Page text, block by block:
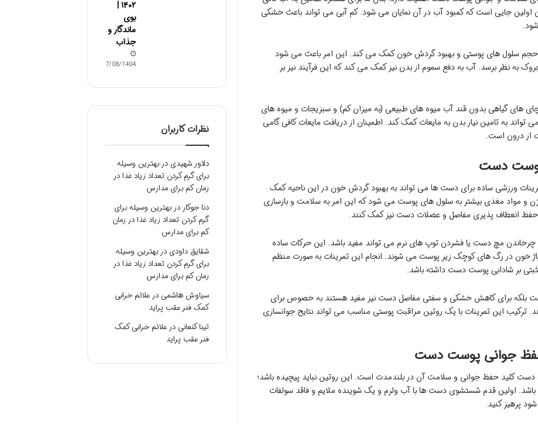
اولین جایی است که کمبود آب در آن نمایان می شود. کم آبی می تواند باعث خشکی
حجم سلول های پوستی و بهبود گردش خون کمک می کند. این امر باعث می شود
به نظر برسد. آب به دفع سموم از بدن نیز کمک می کند که این فرآیند نیز بر
های گیاهی بدون قند آب میوه های طبیعی (به میزان کم) و سبزیجات و میوه های
تواند به تامین نیاز بدن به مایعات کمک کند. اطمینان از دریافت مایعات کافی گامی
از درون است.
پوست دست
ورزشی ساده برای دست ها می تواند به بهبود گردش خون در این ناحیه کمک
و مواد مغذی بیشتر به سلول های پوست می شود که این امر به سلامت و بازسازی
انعطاف پذیری مفاصل و عضلات دست نیز کمک کنند.
چرخاندن مچ دست یا فشردن توپ های نرم می تواند مفید باشد. این حرکات ساده
خون در رگ های کوچک زیر پوست می شوند. انجام این تمرینات به صورت منظم
بر شادابی پوست دست داشته باشد.
بلکه برای کاهش خشکی و سفتی مفاصل دست نیز مفید هستند به خصوص برای
ترکیب این تمرینات با یک روتین مراقبت پوستی مناسب می تواند نتایج جوانسازی
حفظ جوانی پوست دست
کلید حفظ جوانی و سلامت آن در بلندمدت است. این روتین نباید پیچیده باشد؛
اولین قدم شستشوی دست ها با آب ولرم و یک شوینده ملایم و فاقد سولفات
پرهیز کنید.
۱۴۰۲ |
بوی
ماندگار و
جذاب
07/08/1404
نظرات کاربران
دلاور شهیدیدر بهترین وسیله
برای گرم کردن تعداد زیاد غذا در
زمان کم برای مدارس
دنا جوکار در بهترین وسیله برای
گرم کردن تعداد زیاد غذا در زمان
کم برای مدارس
شقایق داودیدر بهترین وسیله
برای گرم کردن تعداد زیاد غذا در
زمان کم برای مدارس
سیاوش هاشمیدر علائم خرابی
کمک فنر عقب پراید
تینا کنعانیدر علائم خرابی کمک
فنر عقب پراید